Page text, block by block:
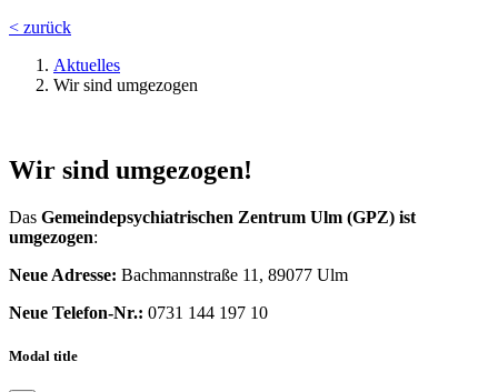
< zurück
Aktuelles
Wir sind umgezogen
Wir sind umgezogen!
Das Gemeindepsychiatrischen Zentrum Ulm (GPZ) ist
umgezogen:
Neue Adresse: Bachmannstraße 11, 89077 Ulm
Neue Telefon-Nr.: 0731 144 197 10
Modal title